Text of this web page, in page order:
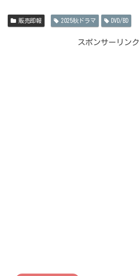
販売即報 2025秋ドラマ DVD/BD
スポンサーリンク